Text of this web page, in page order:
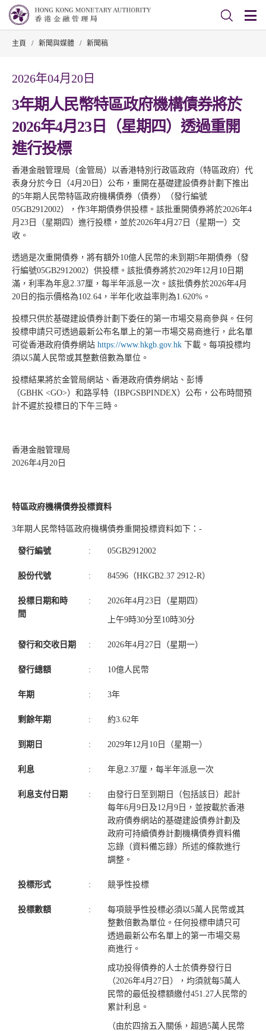
主頁 / 新聞與媒體 / 新聞稿
2026年04月20日
3年期人民幣特區政府機構債券將於
2026年4月23日（星期四）透過重開
進行投標
香港金融管理局（金管局）以香港特別行政區政府（特區政府）代
表身分於今日（4月20日）公布，重開在基礎建設債券計劃下推出
的5年期人民幣特區政府機構債券（債券）（發行編號
05GB2912002），作3年期債券供投標。該批重開債券將於2026年4
月23日（星期四）進行投標，並於2026年4月27日（星期一）交
收。
透過是次重開債券，將有額外10億人民幣的未到期5年期債券（發
行編號05GB2912002）供投標。該批債券將於2029年12月10日期
滿，利率為年息2.37厘，每半年派息一次。該批債券於2026年4月
20日的指示價格為102.64，半年化收益率則為1.620%。
投標只供於基礎建設債券計劃下委任的第一市場交易商參與。任何
投標申請只可透過最新公布名單上的第一市場交易商進行，此名單
可從香港政府債券網站 https://www.hkgb.gov.hk 下載。每項投標均
須以5萬人民幣或其整數倍數為單位。
投標結果將於金管局網站、香港政府債券網站、彭博
（GBHK <GO>）和路孚特（IBPGSBPINDEX）公布，公布時間預
計不遲於投標日的下午三時。
香港金融管理局
2026年4月20日
特區政府機構債券投標資料
3年期人民幣特區政府機構債券重開投標資料如下：-
發行編號 : 05GB2912002
股份代號 : 84596（HKGB2.37 2912-R）
投標日期和時
間
: 2026年4月23日（星期四）
上午9時30分至10時30分
發行和交收日期 : 2026年4月27日（星期一）
發行總額 : 10億人民幣
年期 : 3年
剩餘年期 : 約3.62年
到期日 : 2029年12月10日（星期一）
利息 : 年息2.37厘，每半年派息一次
利息支付日期 :
由發行日至到期日（包括該日）起計
每年6月9日及12月9日，並按載於香港
政府債券網站的基礎建設債券計劃及
政府可持續債券計劃機構債券資料備
忘錄（資料備忘錄）所述的條款進行
調整。
投標形式 : 競爭性投標
投標數額 :
每項競爭性投標必須以5萬人民幣或其
整數倍數為單位。任何投標申請只可
透過最新公布名單上的第一市場交易
商進行。
成功投得債券的人士於債券發行日
（2026年4月27日），均須就每5萬人
民幣的最低投標額繳付451.27人民幣的
累計利息。
（由於四捨五入關係，超過5萬人民幣